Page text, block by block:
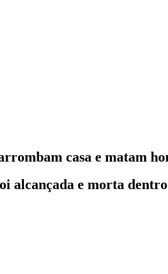
casa e matam
alcançada e morta